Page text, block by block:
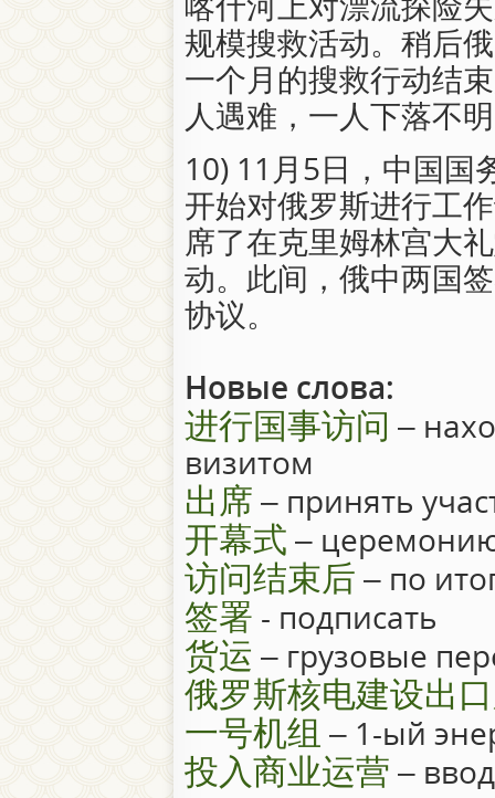
规模搜救活动。稍后
一个月的搜救行动结
人遇难，一人下落不
10) 11月5日，中国国
开始对俄罗斯进行工
席了在克里姆林宫大
动。此间，俄中两国
协议。
Новые слова:
进行国事访问 –
визитом
出席 – принять
开幕式 –
访问结束后 – по
签署 - подписать
货运 – грузовые
俄罗斯核电建设出
一号机组 – 1-ый
投入商业运营 –